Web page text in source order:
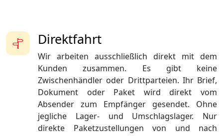
Direktfahrt
Wir arbeiten ausschließlich direkt mit dem
Kunden zusammen. Es gibt keine
Zwischenhändler oder Drittparteien. Ihr Brief,
Dokument oder Paket wird direkt vom
Absender zum Empfänger gesendet. Ohne
jegliche Lager- und Umschlagslager. Nur
direkte Paketzustellungen von und nach